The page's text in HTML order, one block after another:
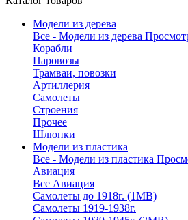
Модели из дерева
Все - Модели из дерева
Корабли
Паровозы
Трамваи, повозки
Артиллерия
Самолеты
Строения
Прочее
Шлюпки
Модели из пластика
Все - Модели из пластика
Авиация
Все Авиация
Самолеты до 1918г. (1МВ)
Самолеты 1919-1938г.